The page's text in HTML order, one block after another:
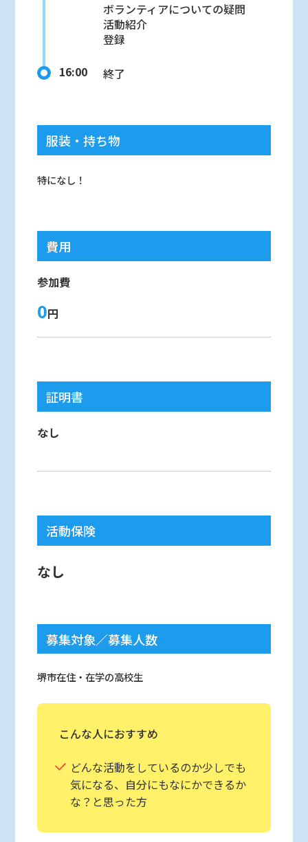
ボランティアについての疑問
活動紹介
登録
16:00
終了
服装・持ち物
特になし！
費用
参加費
0円
証明書
なし
活動保険
なし
募集対象／募集人数
堺市在住・在学の高校生
こんな人におすすめ
どんな活動をしているのか少しでも
気になる、自分にもなにかできるか
な？と思った方